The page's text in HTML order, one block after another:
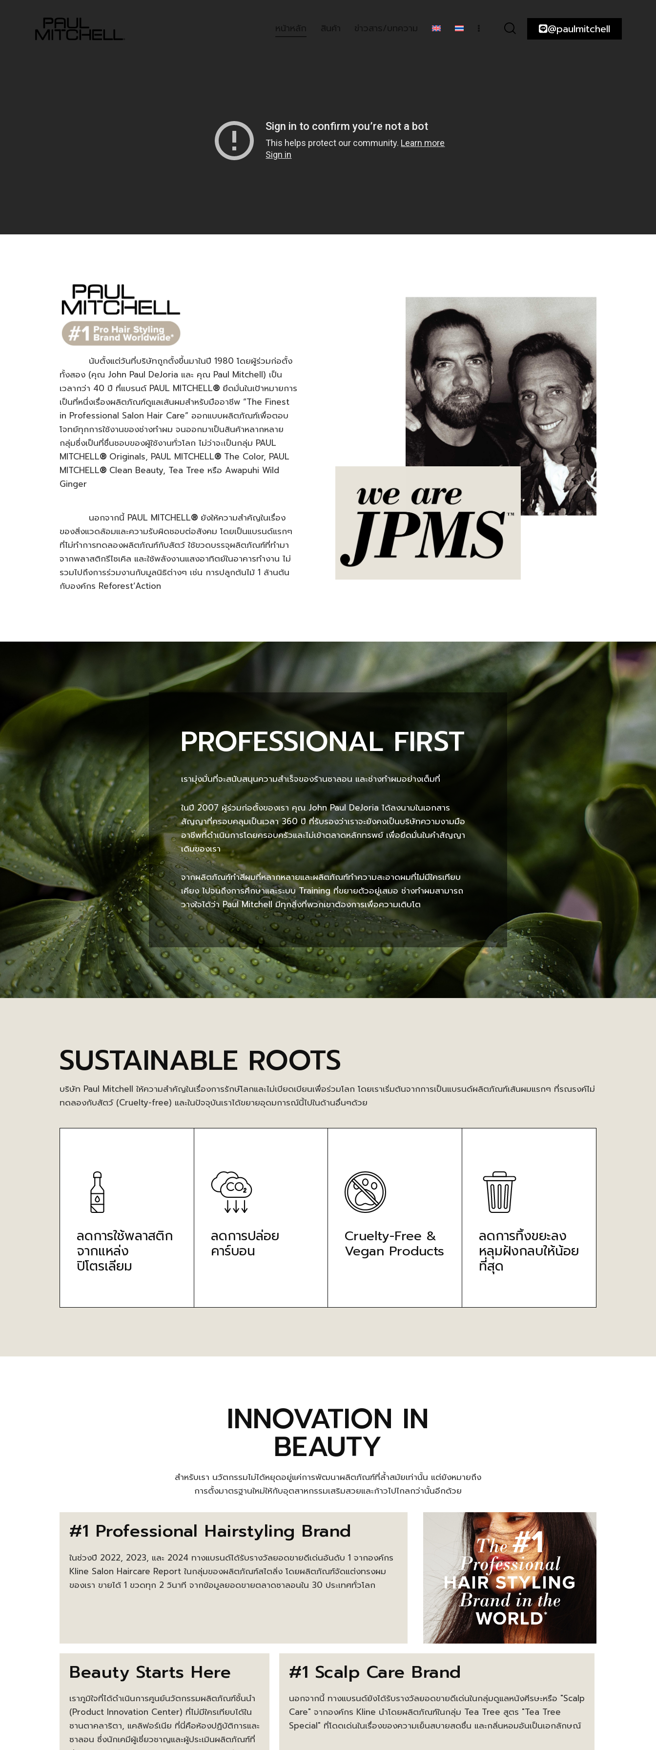
หน้าหลัก สินค้า ข่าวสาร/บทความ @paulmitchell
นับตั้งแต่วันที่บริษัทถูกตั้งขึ้นมาในปี 1980 โดยผู้ร่วมก่อตั้ง
ทั้งสอง (คุณ John Paul DeJoria และ คุณ Paul Mitchell) เป็น
เวลากว่า 40 ปี ที่แบรนด์ PAUL MITCHELL® ยึดมั่นในเป้าหมายการ
เป็นที่หนึ่งเรื่องผลิตภัณฑ์ดูแลเส้นผมสำหรับมืออาชีพ “The Finest
in Professional Salon Hair Care” ออกแบบผลิตภัณฑ์เพื่อตอบ
โจทย์ทุกการใช้งานของช่างทำผม จนออกมาเป็นสินค้าหลากหลาย
กลุ่มซึ่งเป็นที่ชื่นชอบของผู้ใช้งานทั่วโลก ไม่ว่าจะเป็นกลุ่ม PAUL
MITCHELL® Originals, PAUL MITCHELL® The Color, PAUL
MITCHELL® Clean Beauty, Tea Tree หรือ Awapuhi Wild
Ginger
นอกจากนี้ PAUL MITCHELL® ยังให้ความสำคัญในเรื่อง
ของสิ่งแวดล้อมและความรับผิดชอบต่อสังคม โดยเป็นแบรนด์แรกๆ
ที่ไม่ทำการทดลองผลิตภัณฑ์กับสัตว์ ใช้ขวดบรรจุผลิตภัณฑ์ที่ทำมา
จากพลาสติกรีไซเคิล และใช้พลังงานแสงอาทิตย์ในอาคารทำงาน ไม่
รวมไปถึงการร่วมงานกับมูลนิธิต่างๆ เช่น การปลูกต้นไม้ 1 ล้านต้น
กับองค์กร Reforest’Action
PROFESSIONAL FIRST
เรามุ่งมั่นที่จะสนับสนุนความสำเร็จของร้านซาลอน และช่างทำผมอย่างเต็มที่
ในปี 2007 ผู้ร่วมก่อตั้งของเรา คุณ John Paul DeJoria ได้ลงนามในเอกสาร
สัญญาที่ครอบคลุมเป็นเวลา 360 ปี ที่รับรองว่าเราจะยังคงเป็นบริษัทความงามมือ
อาชีพที่ดำเนินการโดยครอบครัวและไม่เข้าตลาดหลักทรพย์ เพื่อยึดมั่นในคำสัญญา
เดิมของเรา
จากผลิตภัณฑ์ทำสีผมที่หลากหลายและผลิตภัณฑ์ทำความสะอาดผมที่ไม่มีใครเทียบ
เคียง ไปจนถึงการศึกษาและระบบ Training ที่ขยายตัวอยู่เสมอ ช่างทำผมสามารถ
วางใจได้ว่า Paul Mitchell มีทุกสิ่งที่พวกเขาต้องการเพื่อความเติบโต
SUSTAINABLE ROOTS
บริษัท Paul Mitchell ให้ความสำคัญในเรื่องการรักษ์โลกและไม่เบียดเบียนเพื่อร่วมโลก โดยเราเริ่มต้นจากการเป็นแบรนด์ผลิตภัณฑ์เส้นผมแรกๆ ที่รณรงค์ไม่
ทดลองกับสัตว์ (Cruelty-free) และในปัจจุบันเราได้ขยายอุดมการณ์นี้ไปในด้านอื่นๆด้วย
ลดการใช้พลาสติก
จากแหล่ง
ปิโตรเลียม
ลดการปล่อย
คาร์บอน
Cruelty-Free &
Vegan Products
ลดการทิ้งขยะลง
หลุมฝังกลบให้น้อย
ที่สุด
INNOVATION IN
BEAUTY
สำหรับเรา นวัตกรรมไม่ได้หยุดอยู่แค่การพัฒนาผลิตภัณฑ์ที่ล้ำสมัยเท่านั้น แต่ยังหมายถึง
การตั้งมาตรฐานใหม่ให้กับอุตสาหกรรมเสริมสวยและก้าวไปไกลกว่านั้นอีกด้วย
#1 Professional Hairstyling Brand
ในช่วงปี 2022, 2023, และ 2024 ทางแบรนด์ได้รับรางวัลยอดขายดีเด่นอันดับ 1 จากองค์กร
Kline Salon Haircare Report ในกลุ่มของผลิตภัณฑ์สไตลิ่ง โดยผลิตภัณฑ์จัดแต่งทรงผม
ของเรา ขายได้ 1 ขวดทุก 2 วินาที จากข้อมูลยอดขายตลาดซาลอนใน 30 ประเทศทั่วโลก
Beauty Starts Here
เราภูมิใจที่ได้ดำเนินการศูนย์นวัตกรรมผลิตภัณฑ์ชั้นนำ
(Product Innovation Center) ที่ไม่มีใครเทียบได้ใน
ซานตาคลาริตา, แคลิฟอร์เนีย ที่นี่คือห้องปฏิบัติการและ
ซาลอน ซึ่งนักเคมีผู้เชี่ยวชาญและผู้ประเมินผลิตภัณฑ์ที่
#1 Scalp Care Brand
นอกจากนี้ ทางแบรนด์ยังได้รับรางวัลยอดขายดีเด่นในกลุ่มดูแลหนังศีรษะหรือ "Scalp
Care" จากองค์กร Kline นำโดยผลิตภัณฑ์ในกลุ่ม Tea Tree สูตร "Tea Tree
Special" ที่โดดเด่นในเรื่องของความเย็นสบายสดชื่น และกลิ่นหอมอันเป็นเอกลักษณ์